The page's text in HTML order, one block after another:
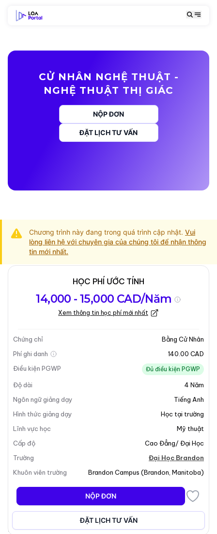
CỬ NHÂN NGHỆ THUẬT -
NGHỆ THUẬT THỊ GIÁC
NỘP ĐƠN
ĐẶT LỊCH TƯ VẤN
Chương trình này đang trong quá trình cập nhật. Vui
lòng liên hệ với chuyên gia của chúng tôi để nhận thông
tin mới nhất.
chương trình
Học
Kỳ nhập học
Cập nhật lần cuối vào 31-03-2025
Tổng quan về chương trình
Tổng Quan Chương Trình
Cử Nhân Nghệ Thuật - Nghệ Thuật Thị Giác tại
Brandon University được thiết kế cho những sinh viên
mong muốn khám phá sự sáng tạo của họ thông qua
này khuyến khích sinh viên tham gia vào cộng đồng
nghệ thuật địa phương đồng thời hiểu rõ vai trò của
họ trong thế giới nghệ thuật rộng lớn hơn. Sinh viên sẽ
có cơ hội thể hiện bản thân thông qua vẽ, sơn, đất sét,
người bản địa. Chương trình nhằm phát triển cả kỹ
năng kỹ thuật và sự trân trọng sâu sắc đối với nghệ
thuật, chuẩn bị cho sinh viên một sự nghiệp chuyên
nghiệp với tư cách là những nghệ sĩ thị giác thực hành.
HỌC PHÍ ƯỚC TÍNH
14,000 - 15,000 CAD/Năm
Xem thông tin học phí mới nhất
Chứng chỉ
Bằng Cử Nhân
Phí ghi danh
140.00 CAD
Điều kiện PGWP
Đủ điều kiện PGWP
Độ dài 4 Năm
Ngôn ngữ giảng dạy
Tiếng Anh
Hình thức giảng dạy
Học tại trường
Lĩnh vực học
Mỹ thuật
Cấp độ
Cao Đẳng/ Đại Học
Trường
Đại Học Brandon
Khuôn viên trường
Brandon Campus (Brandon Manitoba)
NỘP ĐƠN
ĐẶT LỊCH TƯ VẤN